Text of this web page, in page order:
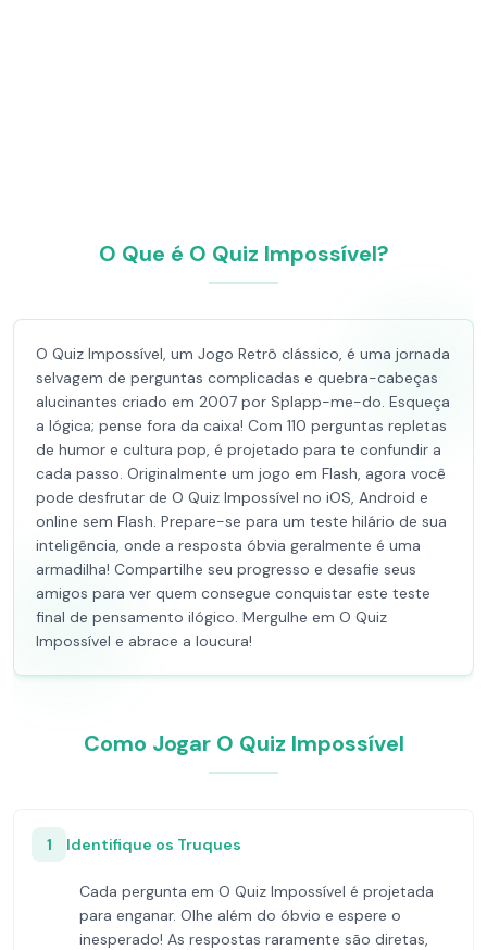
O Que é O Quiz Impossível?
O Quiz Impossível, um Jogo Retrô clássico, é uma jornada
selvagem de perguntas complicadas e quebra-cabeças
alucinantes criado em 2007 por Splapp-me-do. Esqueça
a lógica; pense fora da caixa! Com 110 perguntas repletas
de humor e cultura pop, é projetado para te confundir a
cada passo. Originalmente um jogo em Flash, agora você
pode desfrutar de O Quiz Impossível no iOS, Android e
online sem Flash. Prepare-se para um teste hilário de sua
inteligência, onde a resposta óbvia geralmente é uma
armadilha! Compartilhe seu progresso e desafie seus
amigos para ver quem consegue conquistar este teste
final de pensamento ilógico. Mergulhe em O Quiz
Impossível e abrace a loucura!
Como Jogar O Quiz Impossível
1 Identifique os Truques
Cada pergunta em O Quiz Impossível é projetada
para enganar. Olhe além do óbvio e espere o
inesperado! As respostas raramente são diretas,